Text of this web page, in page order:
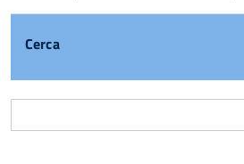
Cerca